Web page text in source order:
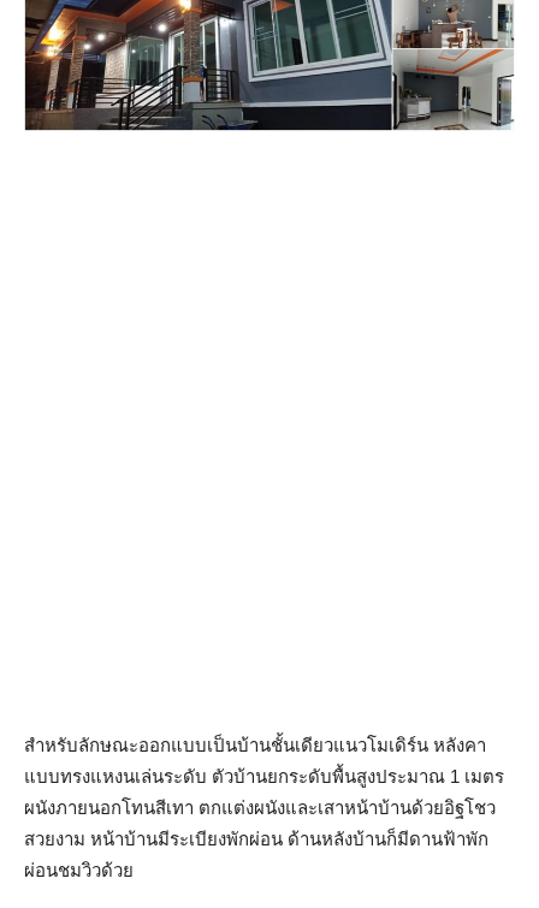
สำหรับลักษณะออกแบบเป็นบ้านชั้นเดียวแนวโมเดิร์น หลังคา
แบบทรงแหงนเล่นระดับ ตัวบ้านยกระดับพื้นสูงประมาณ 1 เมตร
ผนังภายนอกโทนสีเทา ตกแต่งผนังและเสาหน้าบ้านด้วยอิฐโชว
สวยงาม หน้าบ้านมีระเบียงพักผ่อน ด้านหลังบ้านก็มีดานฟ้าพัก
ผ่อนชมวิวด้วย